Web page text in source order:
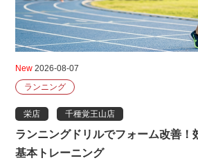
New2026-08-07
ランニング
栄店 千種覚王山店
ランニングドリルでフォーム改善！
基本トレーニング